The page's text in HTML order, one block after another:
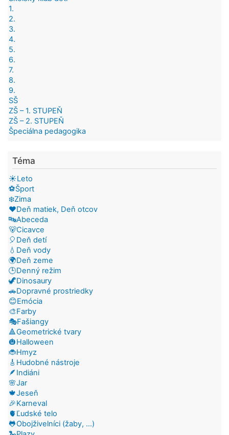
1.
2.
3.
4.
5.
6.
7.
8.
9.
SŠ
ZŠ – 1. STUPEŇ
ZŠ – 2. STUPEŇ
Špeciálna pedagogika
Téma
☀️Leto
⚽Šport
❄️Zima
❤️Deň matiek, Deň otcov
🔤Abeceda
🐻Cicavce
🎈Deň detí
💧Deň vody
🌍Deň zeme
🕒Denný režim
🦖Dinosaury
🚗Dopravné prostriedky
😊Emócia
🎨Farby
🎭Fašiangy
🔺Geometrické tvary
🎃Halloween
🐞Hmyz
🎸Hudobné nástroje
🪶Indiáni
🌸Jar
🍁Jeseň
🎉Karneval
🫀Ľudské telo
🐸Obojživelníci (žaby, ...)